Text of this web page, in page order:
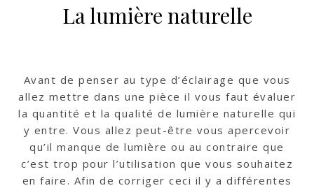
La lumière naturelle
Avant de penser au type d’éclairage que vous
allez mettre dans une pièce il vous faut évaluer
la quantité et la qualité de lumière naturelle qui
y entre. Vous allez peut-être vous apercevoir
qu’il manque de lumière ou au contraire que
c’est trop pour l’utilisation que vous souhaitez
en faire. Afin de corriger ceci il y a différentes